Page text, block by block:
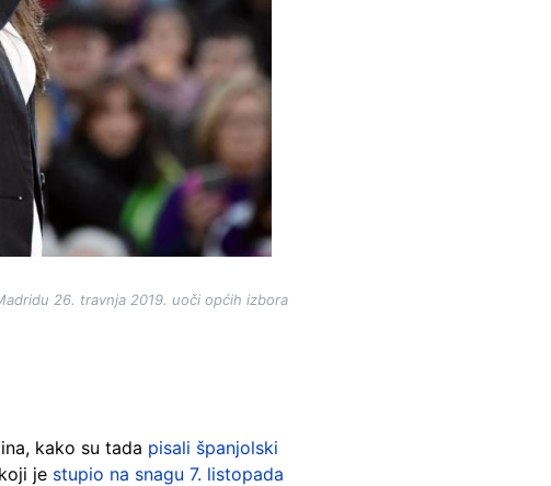
26. travnja 2019. uoči općih izbora
kako su tada pisali španjolski
je stupio na snagu 7. listopada